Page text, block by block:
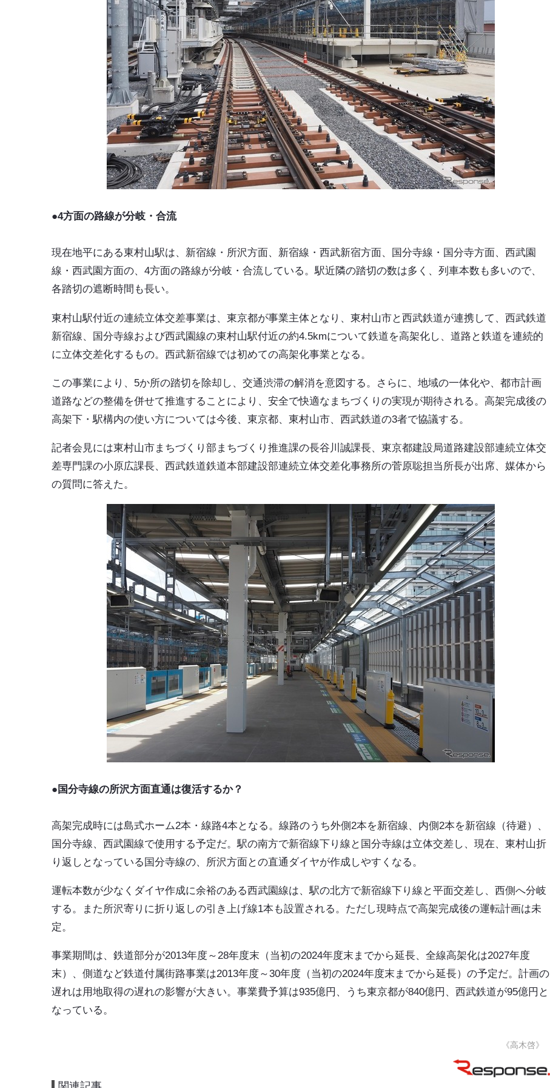
●4方面の路線が分岐・合流
現在地平にある東村山駅は、新宿線・所沢方面、新宿線・西武新宿方面、国分寺線・国分寺方面、西武園
線・西武園方面の、4方面の路線が分岐・合流している。駅近隣の踏切の数は多く、列車本数も多いので、
各踏切の遮断時間も長い。
東村山駅付近の連続立体交差事業は、東京都が事業主体となり、東村山市と西武鉄道が連携して、西武鉄道
新宿線、国分寺線および西武園線の東村山駅付近の約4.5kmについて鉄道を高架化し、道路と鉄道を連続的
に立体交差化するもの。西武新宿線では初めての高架化事業となる。
この事業により、5か所の踏切を除却し、交通渋滞の解消を意図する。さらに、地域の一体化や、都市計画
道路などの整備を併せて推進することにより、安全で快適なまちづくりの実現が期待される。高架完成後の
高架下・駅構内の使い方については今後、東京都、東村山市、西武鉄道の3者で協議する。
記者会見には東村山市まちづくり部まちづくり推進課の長谷川誠課長、東京都建設局道路建設部連続立体交
差専門課の小原広課長、西武鉄道鉄道本部建設部連続立体交差化事務所の菅原聡担当所長が出席、媒体から
の質問に答えた。
●国分寺線の所沢方面直通は復活するか？
高架完成時には島式ホーム2本・線路4本となる。線路のうち外側2本を新宿線、内側2本を新宿線（待避）、
国分寺線、西武園線で使用する予定だ。駅の南方で新宿線下り線と国分寺線は立体交差し、現在、東村山折
り返しとなっている国分寺線の、所沢方面との直通ダイヤが作成しやすくなる。
運転本数が少なくダイヤ作成に余裕のある西武園線は、駅の北方で新宿線下り線と平面交差し、西側へ分岐
する。また所沢寄りに折り返しの引き上げ線1本も設置される。ただし現時点で高架完成後の運転計画は未
定。
事業期間は、鉄道部分が2013年度～28年度末（当初の2024年度末までから延長、全線高架化は2027年度
末）、側道など鉄道付属街路事業は2013年度～30年度（当初の2024年度末までから延長）の予定だ。計画の
遅れは用地取得の遅れの影響が大きい。事業費予算は935億円、うち東京都が840億円、西武鉄道が95億円と
なっている。
《高木啓》